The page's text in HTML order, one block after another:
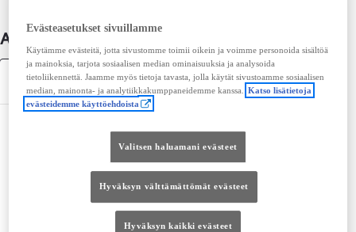
Auton lisätiedot
Tekniset tiedot
Mitat ja tilavuus
Evästeasetukset sivuillamme
Käytämme evästeitä, jotta sivustomme toimii oikein ja voimme personoida sisältöä
ja mainoksia, tarjota sosiaalisen median ominaisuuksia ja analysoida
tietoliikennettä. Jaamme myös tietoja tavasta, jolla käytät sivustoamme sosiaalisen
median, mainonta- ja analytiikkakumppaneidemme kanssa.
Katso lisätietoja
evästeidemme käyttöehdoista
Valitsen haluamani evästeet
Hyväksyn välttämättömät evästeet
Hyväksyn kaikki evästeet